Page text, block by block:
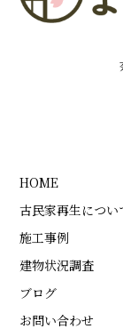
HOME
古民家再生につい
施工事例
建物状況調査
ブログ
お問い合わせ